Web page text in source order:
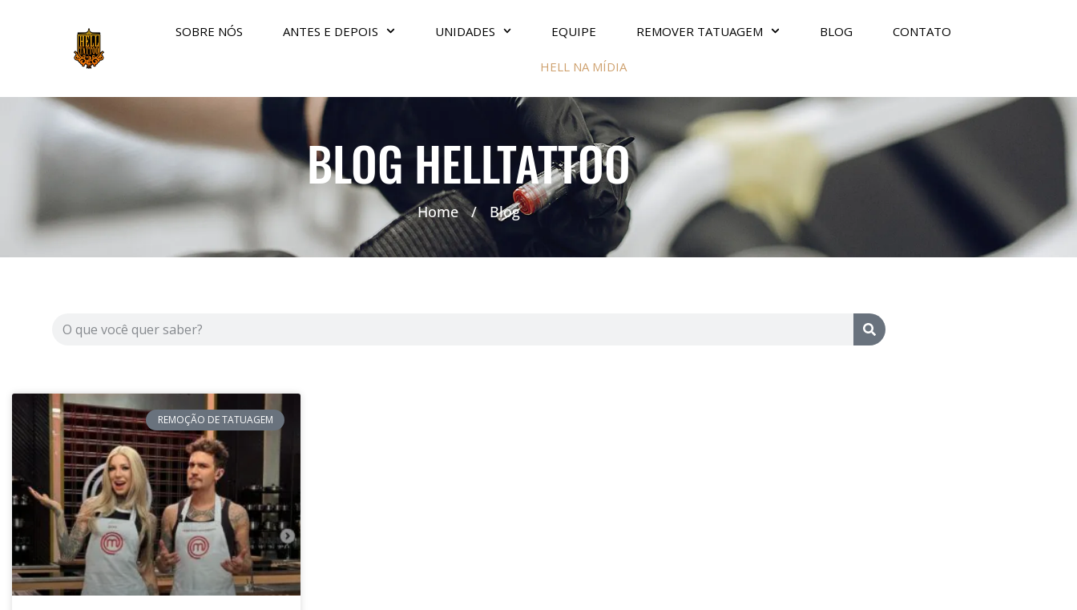
SOBRE NÓS ANTES E DEPOIS UNIDADES EQUIPE REMOVER TATUAGEM BLOG CONTATO
HELL NA MÍDIA
BLOG HELLTATTOO
Home / Blog
REMOÇÃO DE TATUAGEM